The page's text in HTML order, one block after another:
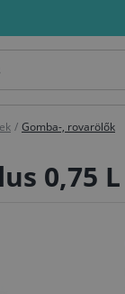
/ Gomba-, rovarölők
0,75 L